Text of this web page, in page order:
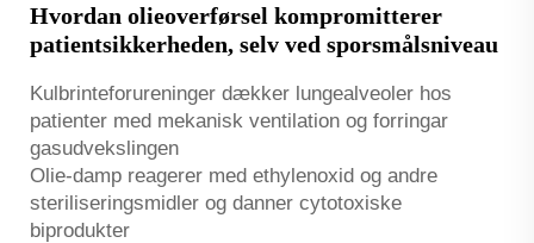
Hvordan olieoverførsel kompromitterer
patientsikkerheden, selv ved sporsmålsniveau
Kulbrinteforureninger dækker lungealveoler hos
patienter med mekanisk ventilation og forringar
gasudvekslingen
Olie-damp reagerer med ethylenoxid og andre
steriliseringsmidler og danner cytotoxiske
biprodukter